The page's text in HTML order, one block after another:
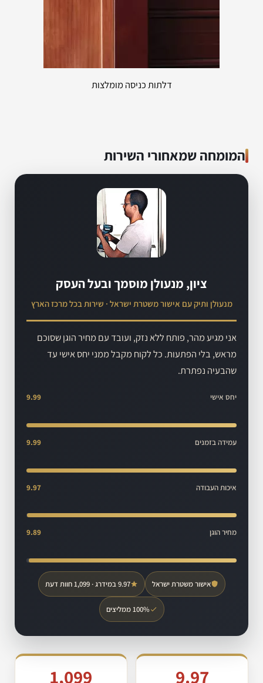
דלתות כניסה מומלצות
המומחה שמאחורי השירות
ציון, מנעולן מוסמך ובעל העסק
מנעולן ותיק עם אישור משטרת ישראל · שירות בכל מרכז הארץ
אני מגיע מהר, פותח ללא נזק, ועובד עם מחיר הוגן שסוכם
מראש, בלי הפתעות. כל לקוח מקבל ממני יחס אישי עד
שהבעיה נפתרת.
יחס אישי 9.99
עמידה בזמנים 9.99
איכות העבודה 9.97
מחיר הוגן 9.89
אישור משטרת ישראל 9.97 במידרג · 1,099 חוות דעת
100% ממליצים
9.97
1,099